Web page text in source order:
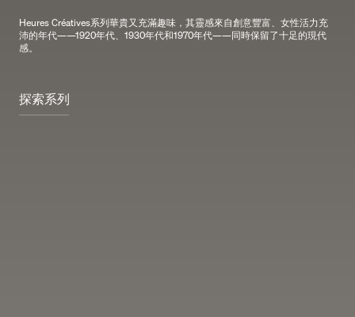
Heures Créatives系列華貴又充滿趣味，其靈感來自創意豐富、女性活力充
沛的年代——1920年代、1930年代和1970年代——同時保留了十足的現代
感。
探索系列